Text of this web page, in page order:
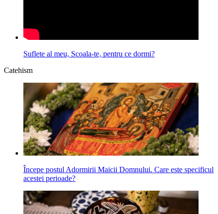
Suflete al meu, Scoala-te, pentru ce dormi?
Catehism
Începe postul Adormirii Maicii Domnului. Care este specificul
acestei perioade?